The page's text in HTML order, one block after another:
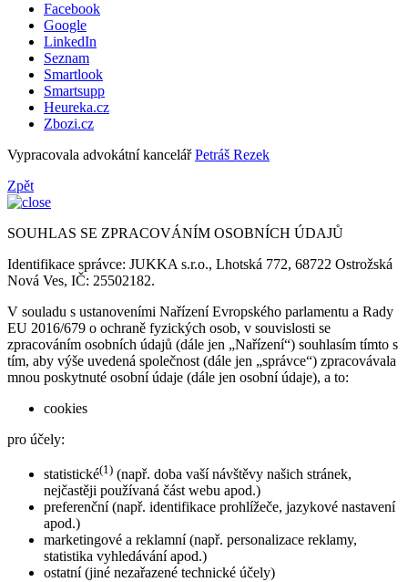
Facebook
Google
LinkedIn
Seznam
Smartlook
Smartsupp
Heureka.cz
Zbozi.cz
Vypracovala advokátní kancelářPetráš Rezek
Zpět
SOUHLAS SE ZPRACOVÁNÍM OSOBNÍCH ÚDAJŮ
Identifikace správce: JUKKA s.r.o., Lhotská 772, 68722 Ostrožská
Nová Ves, IČ: 25502182.
V souladu s ustanoveními Nařízení Evropského parlamentu a Rady
EU 2016/679 o ochraně fyzických osob, v souvislosti se
zpracováním osobních údajů (dále jen „Nařízení“) souhlasím tímto s
tím, aby výše uvedená společnost (dále jen „správce“) zpracovávala
mnou poskytnuté osobní údaje (dále jen osobní údaje), a to:
cookies
pro účely:
statistické(1) (např. doba vaší návštěvy našich stránek,
nejčastěji používaná část webu apod.)
preferenční (např. identifikace prohlížeče, jazykové nastavení
apod.)
marketingové a reklamní (např. personalizace reklamy,
statistika vyhledávání apod.)
ostatní (jiné nezařazené technické účely)